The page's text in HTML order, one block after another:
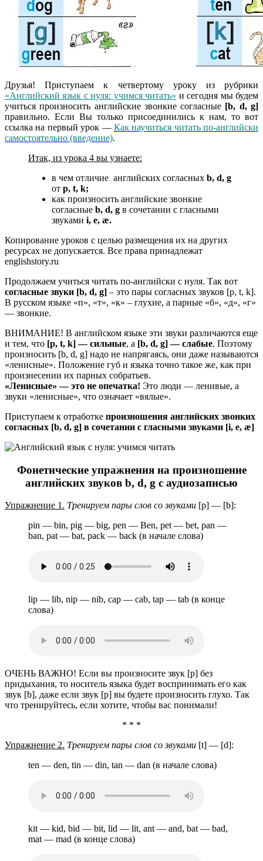
Друзья! Приступаем к четвертому уроку из рубрики
«Английский язык с нуля: учимся читать» и сегодня мы будем
учиться произносить английские звонкие согласные [b, d, g]
правильно. Если Вы только присоединились к нам, то вот
ссылка на первый урок — Как научиться читать по-английски
самостоятельно (введение).
Итак, из урока 4 вы узнаете:
в чем отличие английских согласных b, d, g
от p, t, k;
как произносить английские звонкие
согласные b, d, g в сочетании с гласными
звуками i, e, æ.
Копирование уроков с целью размещения их на других
ресурсах не допускается. Все права принадлежат
englishstory.ru
Продолжаем учиться читать по-английски с нуля. Так вот
согласные звуки [b, d, g] – это пары согласных звуков [p, t, k].
В русском языке «п», «т», «к» – глухие, а парные «б», «д», «г»
— звонкие.
ВНИМАНИЕ! В английском языке эти звуки различаются еще
и тем, что [p, t, k] — сильные, а [b, d, g] — слабые. Поэтому
произносить [b, d, g] надо не напрягаясь, они даже называются
«ленисные». Положение губ и языка точно такое же, как при
произнесении их парных собратьев.
«Ленисные» — это не опечатка! Это люди — ленивые, а
звуки «ленисные», что означает «вялые».
Приступаем к отработке произношения английских звонких
согласных [b, d, g] в сочетании с гласными звуками [i, e, æ]
Фонетические упражнения на произношение
английских звуков b, d, g с аудиозаписью
Упражнение 1. Тренируем пары слов со звуками [p] — [b]:
pin — bin, pig — big, pen — Ben, pet — bet, pan —
ban, pat — bat, pack — back (в начале слова)
lip — lib, nip — nib, cap — cab, tap — tab (в конце
слова)
ОЧЕНЬ ВАЖНО! Eсли вы произносите звук [p] без
придыхания, то носитель языка будет воспринимать его как
звук [b], даже если звук [p] вы будете произносить глухо. Так
что тренируйтесь, если хотите, чтобы вас понимали!
* * *
Упражнение 2. Тренируем пары слов со звуками [t] — [d]:
ten — den, tin — din, tan — dan (в начале слова)
kit — kid, bid — bit, lid — lit, ant — and, bat — bad,
mat — mad (в конце слова)